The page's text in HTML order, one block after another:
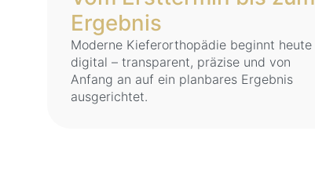
Ergebnis
Moderne Kieferorthopädie beginnt heute
digital – transparent, präzise und von
Anfang an auf ein planbares Ergebnis
ausgerichtet.